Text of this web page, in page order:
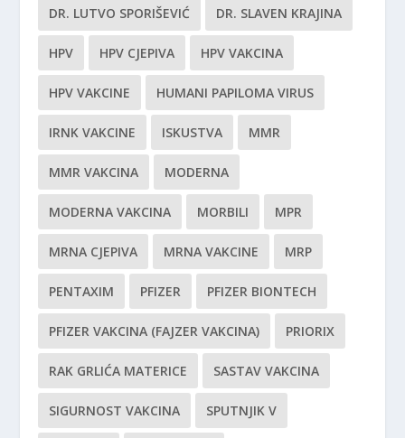
DR. LUTVO SPORIŠEVIĆ DR. SLAVEN KRAJINA
HPV HPV CJEPIVA HPV VAKCINA
HPV VAKCINE HUMANI PAPILOMA VIRUS
IRNK VAKCINE ISKUSTVA MMR
MMR VAKCINA MODERNA
MODERNA VAKCINA MORBILI MPR
MRNA CJEPIVA MRNA VAKCINE MRP
PENTAXIM PFIZER PFIZER BIONTECH
PFIZER VAKCINA (FAJZER VAKCINA) PRIORIX
RAK GRLIĆA MATERICE SASTAV VAKCINA
SIGURNOST VAKCINA SPUTNJIK V